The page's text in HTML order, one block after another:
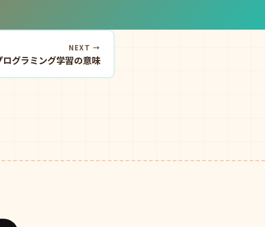
NEXT →
ログラミング学習の意味